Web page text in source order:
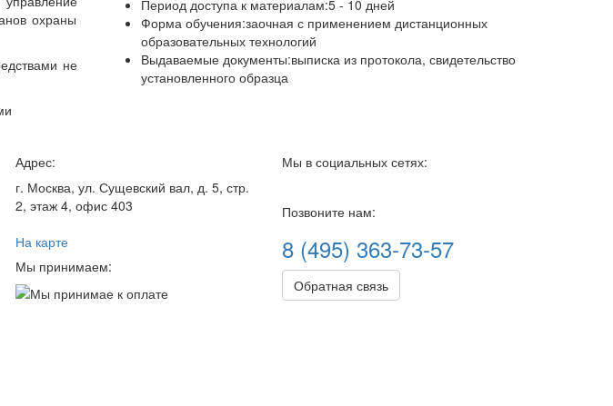
охраны
не
Период доступа к материалам:5 - 10 дней
Форма обучения:заочная с применением дистанционных
образовательных технологий
Выдаваемые документы:выписка из протокола, свидетельство
установленного образца
Адрес:
г. Москва, ул. Сущевский вал, д. 5, стр.
2, этаж 4, офис 403
На карте
Мы принимаем:
Мы в социальных сетях:
Позвоните нам:
8 (495) 363-73-57
Обратная связь